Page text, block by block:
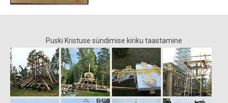
Puski Kristuse sündimise kiriku taastamine